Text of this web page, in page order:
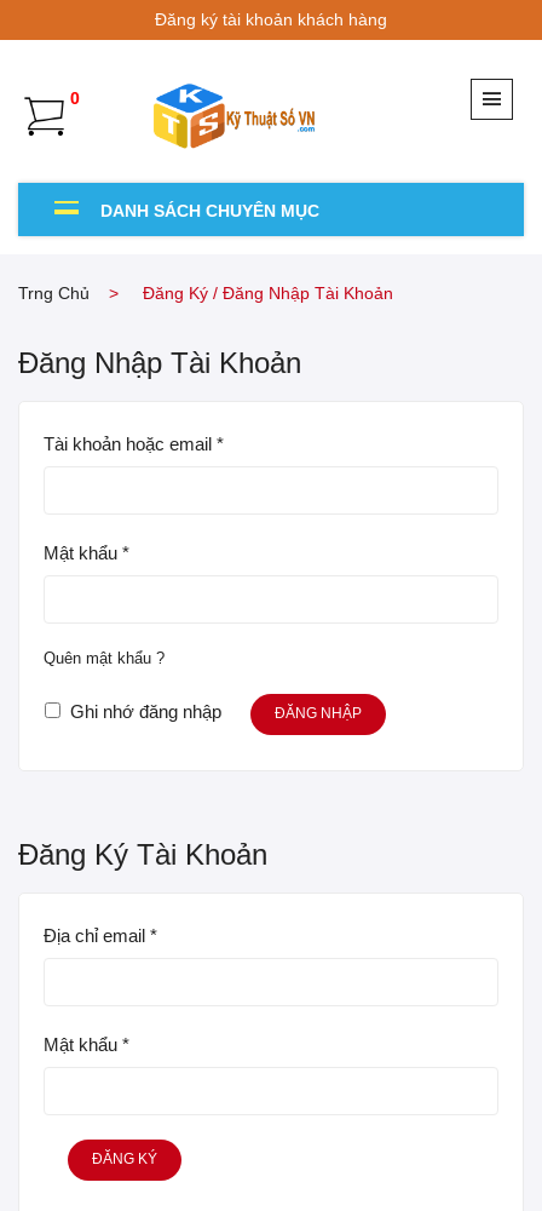
Đăng ký tài khoản khách hàng
0
DANH SÁCH CHUYÊN MỤC
Trng Chủ Đăng Ký / Đăng Nhập Tài Khoản
Đăng Nhập Tài Khoản
Tài khoản hoặc email *
Mật khẩu *
Quên mật khẩu ?
Ghi nhớ đăng nhập
Đăng Ký Tài Khoản
Địa chỉ email *
Mật khẩu *